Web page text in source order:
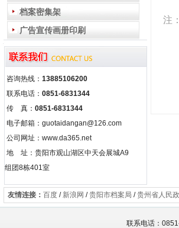
档案密集架
广告宣传画册印刷
咨询热线： 13885106200
联系电话： 0851-6831344
传 真： 0851-6831344
电子邮箱：guotaidangan@126.com
公司网址：www.da365.net
地 址：贵阳市观山湖区中天会展城A9
组团8栋401室
注
友情连接： 百度/ 新浪网 /贵阳市档案局 /贵州省人民
联系电话：